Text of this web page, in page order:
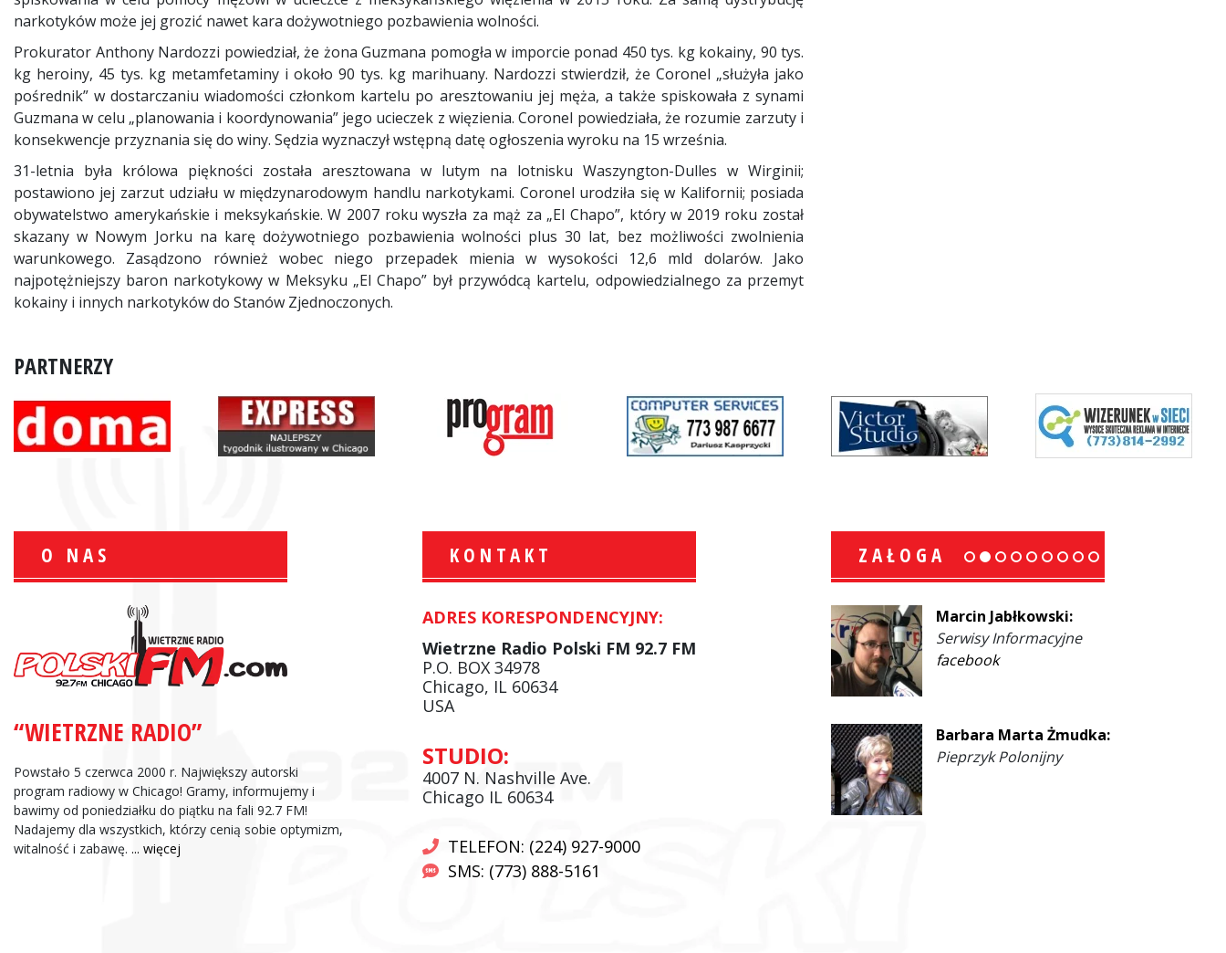
narkotyków może jej grozić nawet kara dożywotniego pozbawienia wolności.
Prokurator Anthony Nardozzi powiedział, że żona Guzmana pomogła w imporcie ponad 450 tys. kg kokainy, 90 tys.
kg heroiny, 45 tys. kg metamfetaminy i około 90 tys. kg marihuany. Nardozzi stwierdził, że Coronel „służyła jako
pośrednik” w dostarczaniu wiadomości członkom kartelu po aresztowaniu jej męża, a także spiskowała z synami
Guzmana w celu „planowania i koordynowania” jego ucieczek z więzienia. Coronel powiedziała, że rozumie zarzuty i
konsekwencje przyznania się do winy. Sędzia wyznaczył wstępną datę ogłoszenia wyroku na 15 września.
31-letnia była królowa piękności została aresztowana w lutym na lotnisku Waszyngton-Dulles w Wirginii;
postawiono jej zarzut udziału w międzynarodowym handlu narkotykami. Coronel urodziła się w Kalifornii; posiada
obywatelstwo amerykańskie i meksykańskie. W 2007 roku wyszła za mąż za „El Chapo”, który w 2019 roku został
skazany w Nowym Jorku na karę dożywotniego pozbawienia wolności plus 30 lat, bez możliwości zwolnienia
warunkowego. Zasądzono również wobec niego przepadek mienia w wysokości 12,6 mld dolarów. Jako
najpotężniejszy baron narkotykowy w Meksyku „El Chapo” był przywódcą kartelu, odpowiedzialnego za przemyt
kokainy i innych narkotyków do Stanów Zjednoczonych.
PARTNERZY
O NAS
“WIETRZNE RADIO”
Powstało 5 czerwca 2000 r. Największy autorski
program radiowy w Chicago! Gramy, informujemy i
bawimy od poniedziałku do piątku na fali 92.7 FM!
Nadajemy dla wszystkich, którzy cenią sobie optymizm,
witalność i zabawę. ... więcej
KONTAKT
ADRES KORESPONDENCYJNY:
Wietrzne Radio Polski FM 92.7 FM
P.O. BOX 34978
Chicago, IL 60634
USA
STUDIO:
4007 N. Nashville Ave.
Chicago IL 60634
TELEFON: (224) 927-9000
SMS: (773) 888-5161
ZAŁOGA
Sport Polonijny
Zbigniew Wojewnik:
Krzysztof Wawer:
Komentator
facebook
Marcin Jabłkowski:
Serwisy Informacyjne
facebook
Barbara Marta Żmudka:
Pieprzyk Polonijny